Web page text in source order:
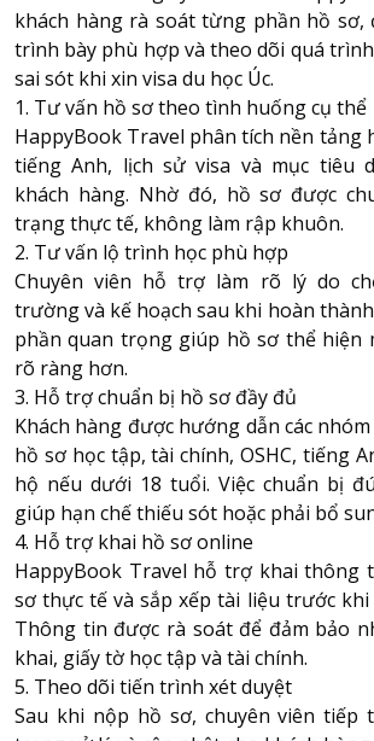
khách hàng rà soát từng phần hồ sơ,
trình bày phù hợp và theo dõi quá
sai sót khi xin visa du học Úc.
1. Tư vấn hồ sơ theo tình huống cụ thể
HappyBook Travel phân tích nền tảng
tiếng Anh, lịch sử visa và mục tiêu
khách hàng. Nhờ đó, hồ sơ được
trạng thực tế, không làm rập khuôn.
2. Tư vấn lộ trình học phù hợp
Chuyên viên hỗ trợ làm rõ lý do
trường và kế hoạch sau khi hoàn
phần quan trọng giúp hồ sơ thể hiện
rõ ràng hơn.
3. Hỗ trợ chuẩn bị hồ sơ đầy đủ
Khách hàng được hướng dẫn các
hồ sơ học tập, tài chính, OSHC, tiếng
hộ nếu dưới 18 tuổi. Việc chuẩn bị
giúp hạn chế thiếu sót hoặc phải bổ
4. Hỗ trợ khai hồ sơ online
HappyBook Travel hỗ trợ khai thông
sơ thực tế và sắp xếp tài liệu trước
Thông tin được rà soát để đảm bảo
khai, giấy tờ học tập và tài chính.
5. Theo dõi tiến trình xét duyệt
Sau khi nộp hồ sơ, chuyên viên tiếp